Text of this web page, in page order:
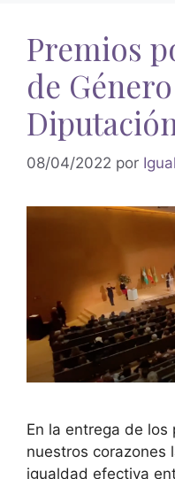
Premios
de
08/04/2022 por
En la entrega de
nuestros corazones
igualdad efectiva